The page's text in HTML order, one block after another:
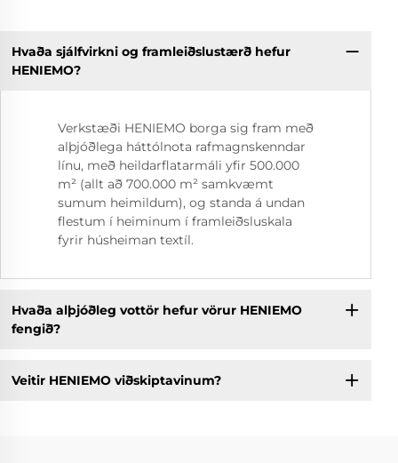
Hvaða sjálfvirkni og framleiðslustærð hefur
HENIEMO?
Verkstæði HENIEMO borga sig fram með
alþjóðlega háttólnota rafmagnskenndar
línu, með heildarflatarmáli yfir 500.000
m² (allt að 700.000 m² samkvæmt
sumum heimildum), og standa á undan
flestum í heiminum í framleiðsluskala
fyrir húsheiman textíl.
Hvaða alþjóðleg vottör hefur vörur HENIEMO
fengið?
Veitir HENIEMO viðskiptavinum?